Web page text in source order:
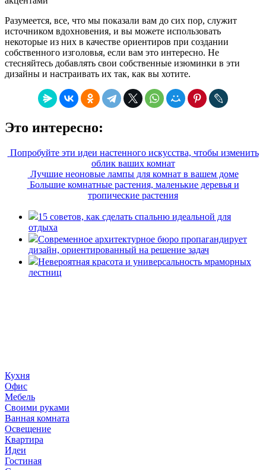
Разумеется, все, что мы показали вам до сих пор, служит
источником вдохновения, и вы можете использовать
некоторые из них в качестве ориентиров при создании
собственного изголовья, если вам это интересно. Не
стесняйтесь добавлять свои собственные изюминки в эти
дизайны и настраивать их так, как вы хотите.
Это интересно:
Попробуйте эти идеи настенного искусства, чтобы изменить
облик ваших комнат
Лучшие неоновые лампы для комнат в вашем доме
Большие комнатные растения, маленькие деревья и
тропические растения
15 советов, как сделать спальню идеальной для
отдыха
Современное архитектурное бюро пропагандирует
дизайн, ориентированный на решение задач
Невероятная красота и универсальность мраморных
лестниц
Кухня
Офис
Мебель
Своими руками
Ванная комната
Освещение
Квартира
Идеи
Гостиная